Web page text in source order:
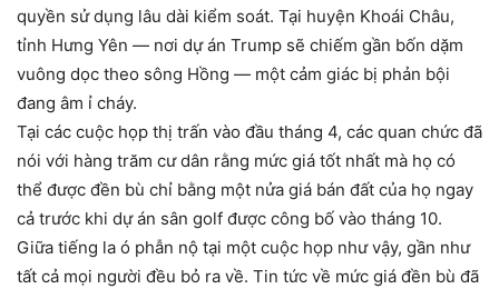
quyền sử dụng lâu dài kiểm soát. Tại huyện Khoái Châu,
tỉnh Hưng Yên — nơi dự án Trump sẽ chiếm gần bốn dặm
vuông dọc theo sông Hồng — một cảm giác bị phản bội
đang âm ỉ cháy.
Tại các cuộc họp thị trấn vào đầu tháng 4, các quan chức đã
nói với hàng trăm cư dân rằng mức giá tốt nhất mà họ có
thể được đền bù chỉ bằng một nửa giá bán đất của họ ngay
cả trước khi dự án sân golf được công bố vào tháng 10.
Giữa tiếng la ó phẫn nộ tại một cuộc họp như vậy, gần như
tất cả mọi người đều bỏ ra về. Tin tức về mức giá đền bù đã